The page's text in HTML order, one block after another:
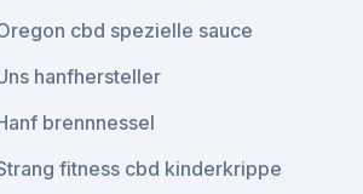
cbd spezielle sauce
hanfhersteller
brennnessel
fitness cbd kinderkrippe